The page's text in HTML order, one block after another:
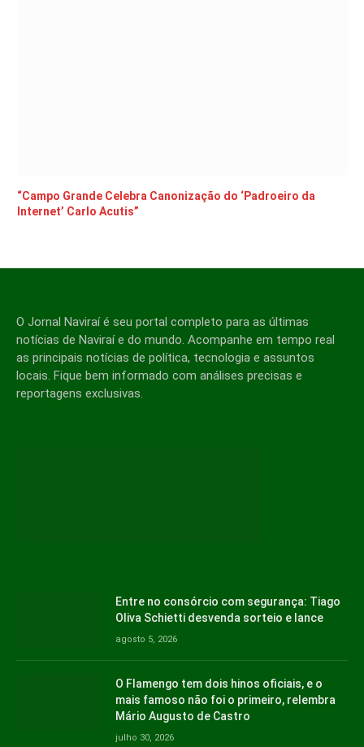
“Campo Grande Celebra Canonização do ‘Padroeiro da
Internet’ Carlo Acutis”
O Jornal Naviraí é seu portal completo para as últimas
notícias de Naviraí e do mundo. Acompanhe em tempo real
as principais notícias de política, tecnologia e assuntos
locais. Fique bem informado com análises precisas e
reportagens exclusivas.
Entre no consórcio com segurança: Tiago
Oliva Schietti desvenda sorteio e lance
agosto 5, 2026
O Flamengo tem dois hinos oficiais, e o
mais famoso não foi o primeiro, relembra
Mário Augusto de Castro
julho 30, 2026